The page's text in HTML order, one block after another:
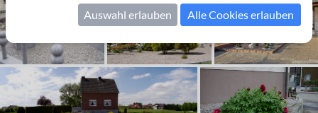
Auswahl erlauben Alle Cookies erlauben